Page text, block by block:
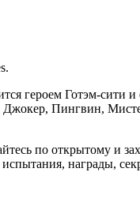
героем Готэм-сити и
Джокер, Пингвин,
по открытому и
награды,